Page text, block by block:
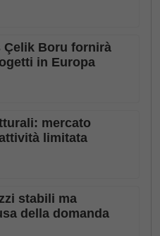
Çelik Boru fornirà
in Europa
mercato
limitata
stabili ma
della domanda